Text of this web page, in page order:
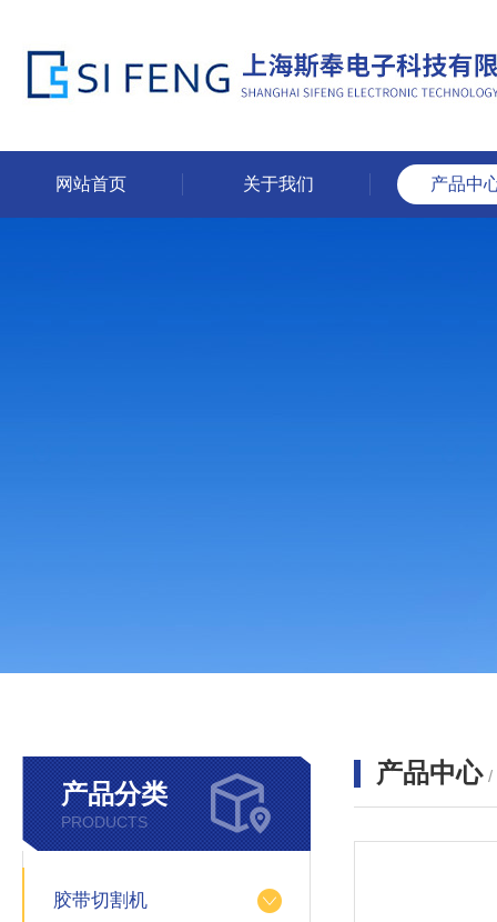
网站首页 关于我们 产品中
产品分类
PRODUCTS
胶带切割机
产品中心 /